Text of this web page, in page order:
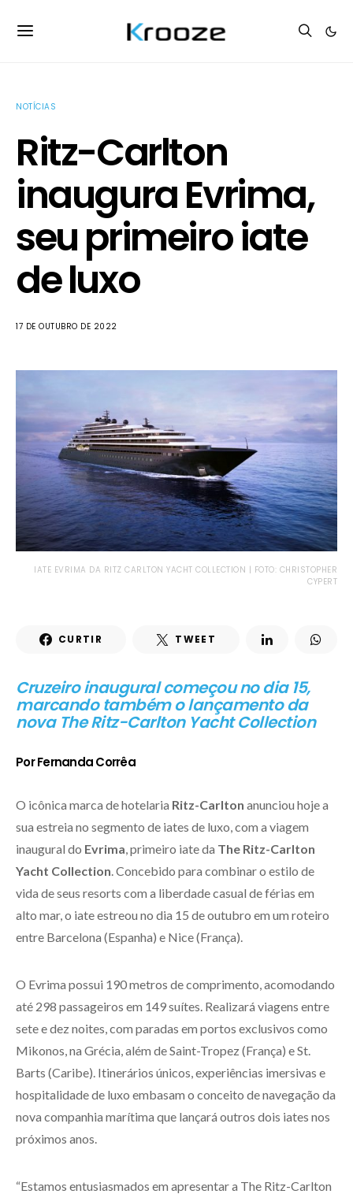
NOTÍCIAS
Ritz-Carlton
inaugura Evrima,
seu primeiro iate
de luxo
17 DE OUTUBRO DE 2022
IATE EVRIMA DA RITZ CARLTON YACHT COLLECTION | FOTO: CHRISTOPHER
CYPERT
CURTIR TWEET
Cruzeiro inaugural começou no dia 15,
marcando também o lançamento da
nova The Ritz-Carlton Yacht Collection
Por Fernanda Corrêa
O icônica marca de hotelaria Ritz-Carlton anunciou hoje a
sua estreia no segmento de iates de luxo, com a viagem
inaugural do Evrima , primeiro iate da The Ritz-Carlton
Yacht Collection . Concebido para combinar o estilo de
vida de seus resorts com a liberdade casual de férias em
alto mar, o iate estreou no dia 15 de outubro em um roteiro
entre Barcelona (​​Espanha) e Nice (França).
O Evrima possui 190 metros de comprimento, acomodando
até 298 passageiros em 149 suítes. Realizará viagens entre
sete e dez noites, com paradas em portos exclusivos como
Mikonos, na Grécia, além de Saint-Tropez (França) e St.
Barts (Caribe). Itinerários únicos, experiências imersivas e
hospitalidade de luxo embasam o conceito de navegação da
nova companhia marítima que lançará outros dois iates nos
próximos anos.
“Estamos entusiasmados em apresentar a The Ritz-Carlton